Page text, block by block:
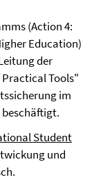
(Action 4:
Education)
der
Tools"
im
Student
und